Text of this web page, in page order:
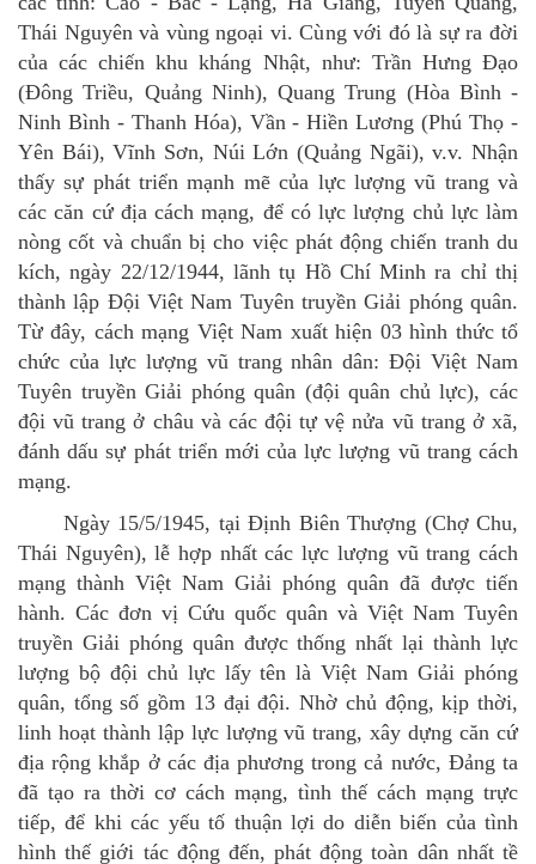
Thái Nguyên và vùng ngoại vi. Cùng với đó là sự ra đời
của các chiến khu kháng Nhật, như: Trần Hưng Ðạo
(Ðông Triều, Quảng Ninh), Quang Trung (Hòa Bình -
Ninh Bình - Thanh Hóa), Vần - Hiền Lương (Phú Thọ -
Yên Bái), Vĩnh Sơn, Núi Lớn (Quảng Ngãi), v.v. Nhận
thấy sự phát triển mạnh mẽ của lực lượng vũ trang và
các căn cứ địa cách mạng, để có lực lượng chủ lực làm
nòng cốt và chuẩn bị cho việc phát động chiến tranh du
kích, ngày 22/12/1944, lãnh tụ Hồ Chí Minh ra chỉ thị
thành lập Đội Việt Nam Tuyên truyền Giải phóng quân.
Từ đây, cách mạng Việt Nam xuất hiện 03 hình thức tổ
chức của lực lượng vũ trang nhân dân: Đội Việt Nam
Tuyên truyền Giải phóng quân (đội quân chủ lực), các
đội vũ trang ở châu và các đội tự vệ nửa vũ trang ở xã,
đánh dấu sự phát triển mới của lực lượng vũ trang cách
mạng.
Ngày 15/5/1945, tại Định Biên Thượng (Chợ Chu,
Thái Nguyên), lễ hợp nhất các lực lượng vũ trang cách
mạng thành Việt Nam Giải phóng quân đã được tiến
hành. Các đơn vị Cứu quốc quân và Việt Nam Tuyên
truyền Giải phóng quân được thống nhất lại thành lực
lượng bộ đội chủ lực lấy tên là Việt Nam Giải phóng
quân, tổng số gồm 13 đại đội. Nhờ chủ động, kịp thời,
linh hoạt thành lập lực lượng vũ trang, xây dựng căn cứ
địa rộng khắp ở các địa phương trong cả nước, Đảng ta
đã tạo ra thời cơ cách mạng, tình thế cách mạng trực
tiếp, để khi các yếu tố thuận lợi do diễn biến của tình
hình thế giới tác động đến, phát động toàn dân nhất tề